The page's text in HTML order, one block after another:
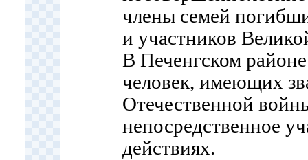
члены семей
и участников
В Печенгском
человек, имеющих
Отечественной
непосредственное
действиях.